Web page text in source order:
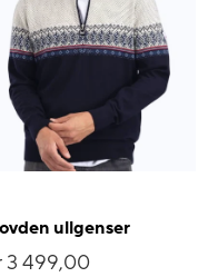
ullgenser
3 499,00